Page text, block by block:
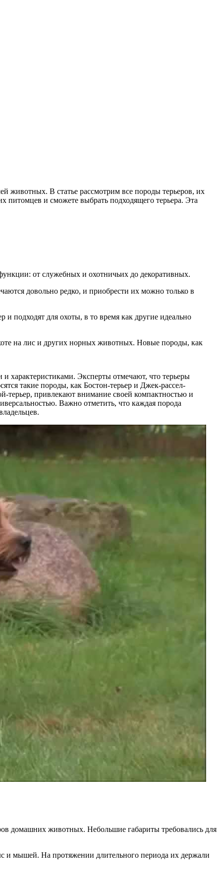
животных. В статье рассмотрим все породы терьеров, их
питомцев и сможете выбрать подходящего терьера. Эта
от служебных и охотничьих до декоративных.
довольно редко, и приобрести их можно только в
и подходят для охоты, в то время как другие идеально
на лис и других норных животных. Новые породы, как
характеристиками. Эксперты отмечают, что терьеры
такие породы, как Бостон-терьер и Джек-рассел-
терьер, привлекают внимание своей компактностью и
Важно отметить, что каждая порода
домашних животных. Небольшие габариты требовались для
и мышей. На протяжении длительного периода их держали